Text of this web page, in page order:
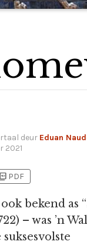
deur Eduan
2021
PDF
bekend as
– was ’n